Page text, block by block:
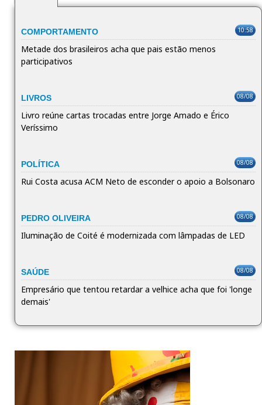
COMPORTAMENTO 10:58
Metade dos brasileiros acha que pais estão menos
participativos
LIVROS 08/08
Livro reúne cartas trocadas entre Jorge Amado e Érico
Veríssimo
POLÍTICA 08/08
Rui Costa acusa ACM Neto de esconder o apoio a Bolsonaro
PEDRO OLIVEIRA 08/08
Iluminação de Coité é modernizada com lâmpadas de LED
SAÚDE 08/08
Empresário que tentou retardar a velhice acha que foi 'longe
demais'